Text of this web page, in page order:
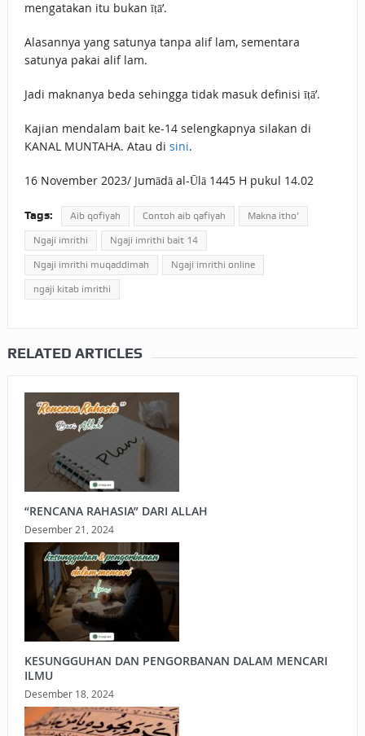
mengatakan itu bukan īṭā’.
Alasannya yang satunya tanpa alif lam, sementara
satunya pakai alif lam.
Jadi maknanya beda sehingga tidak masuk definisi īṭā’.
Kajian mendalam bait ke-14 selengkapnya silakan di
KANAL MUNTAHA. Atau di sini.
16 November 2023/ Jumādā al-Ūlā 1445 H pukul 14.02
Tags: Aib qofiyah Contoh aib qafiyah Makna itho’
Ngaji imrithi Ngaji imrithi bait 14
Ngaji imrithi muqaddimah Ngaji imrithi online
ngaji kitab imrithi
RELATED ARTICLES
“RENCANA RAHASIA” DARI ALLAH
Desember 21, 2024
KESUNGGUHAN DAN PENGORBANAN DALAM MENCARI
ILMU
Desember 18, 2024